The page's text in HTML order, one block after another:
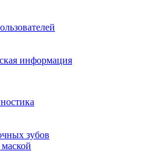
информация
зубов